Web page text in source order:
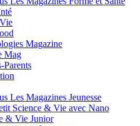
Magazine
Mag
Parents
Les Magazines Jeunesse
Science & Vie avec Nano
& Vie Junior